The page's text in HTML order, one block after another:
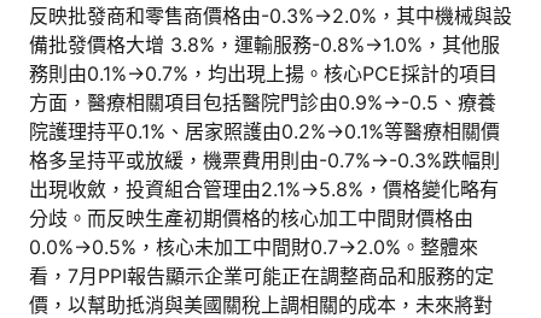
反映批發商和零售商價格由-0.3%→2.0%，其中機械與設
備批發價格大增 3.8%，運輸服務-0.8%→1.0%，其他服
務則由0.1%→0.7%，均出現上揚。核心PCE採計的項目
方面，醫療相關項目包括醫院門診由0.9%→-0.5、療養
院護理持平0.1%、居家照護由0.2%→0.1%等醫療相關價
格多呈持平或放緩，機票費用則由-0.7%→-0.3%跌幅則
出現收斂，投資組合管理由2.1%→5.8%，價格變化略有
分歧。而反映生產初期價格的核心加工中間財價格由
0.0%→0.5%，核心未加工中間財0.7→2.0%。整體來
看，7月PPI報告顯示企業可能正在調整商品和服務的定
價，以幫助抵消與美國關稅上調相關的成本，未來將對